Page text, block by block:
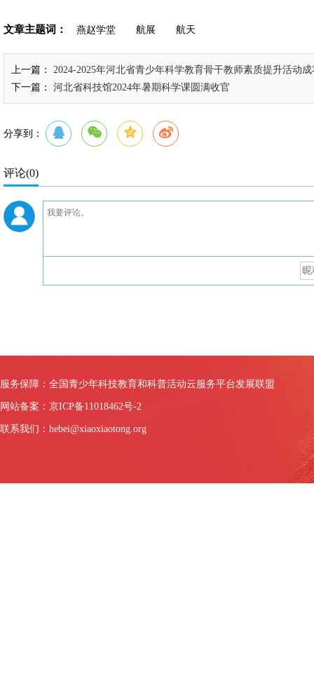
文章主题词： 燕赵学堂 航展 航天
上一篇：
2024-2025年河北省青少年科学教育骨干教师素质提升活动
下一篇：
河北省科技馆2024年暑期科学课圆满收官
分享到：
评论(0)
服务保障：全国青少年科技教育和科普活动云服务平台发展联盟
网站备案：京ICP备11018462号-2
联系我们：hebei@xiaoxiaotong.org